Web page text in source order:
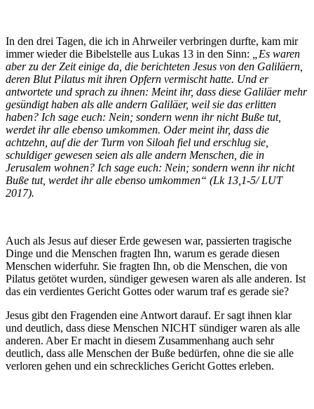
In den drei Tagen, die ich in Ahrweiler verbringen durfte, kam mir
immer wieder die Bibelstelle aus Lukas 13 in den Sinn:
„Es waren
aber zu der Zeit einige da, die berichteten Jesus von den Galiläern,
deren Blut Pilatus mit ihren Opfern vermischt hatte. Und er
antwortete und sprach zu ihnen: Meint ihr, dass diese Galiläer mehr
gesündigt haben als alle andern Galiläer, weil sie das erlitten
haben? Ich sage euch: Nein; sondern wenn ihr nicht Buße tut,
werdet ihr alle ebenso umkommen. Oder meint ihr, dass die
achtzehn, auf die der Turm von Siloah fiel und erschlug sie,
schuldiger gewesen seien als alle andern Menschen, die in
Jerusalem wohnen? Ich sage euch: Nein; sondern wenn ihr nicht
Buße tut, werdet ihr alle ebenso umkommen“ (Lk 13,1-5/ LUT
2017).
Auch als Jesus auf dieser Erde gewesen war, passierten tragische
Dinge und die Menschen fragten Ihn, warum es gerade diesen
Menschen widerfuhr. Sie fragten Ihn, ob die Menschen, die von
Pilatus getötet wurden, sündiger gewesen waren als alle anderen. Ist
das ein verdientes Gericht Gottes oder warum traf es gerade sie?
Jesus gibt den Fragenden eine Antwort darauf. Er sagt ihnen klar
und deutlich, dass diese Menschen NICHT sündiger waren als alle
anderen. Aber Er macht in diesem Zusammenhang auch sehr
deutlich, dass alle Menschen der Buße bedürfen, ohne die sie alle
verloren gehen und ein schreckliches Gericht Gottes erleben.